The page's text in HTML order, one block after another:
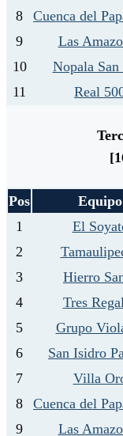
8
Cuenca del
9
Las
10
Nopala San
11
Real
Pos Equipo
1
El
2
3
Hierro
4
Tres
5
Grupo
6
San Isidro
7
Villa
8
Cuenca del
9
Las